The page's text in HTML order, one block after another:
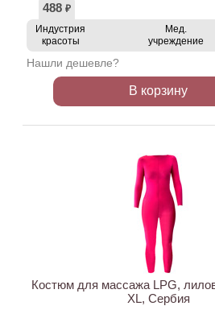
488 ₽
Индустрия
красоты
Мед.
учреждение
Нашли дешевле?
В корзину
Костюм для массажа LPG,
XL, Сербия